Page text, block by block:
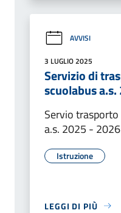
AVVISI
3 LUGLIO 2025
Servizio di
scuolabus
Servio
a.s. 2025 - 2026
Istruzione
LEGGI DI PIÙ